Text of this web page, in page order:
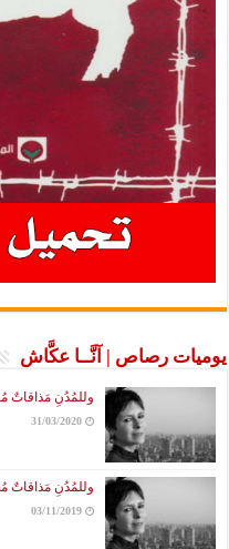
رصاص | آنَّــا عكَّاش
وللمُدُنِ مَذاقاتٌ مُختلفة كما
31/03/2020
وللمُدُنِ مَذاقاتٌ مُختلفة كما
03/11/2019